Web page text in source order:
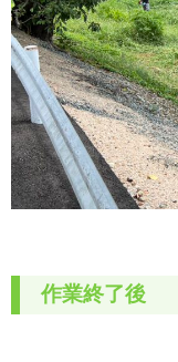
作業終了後